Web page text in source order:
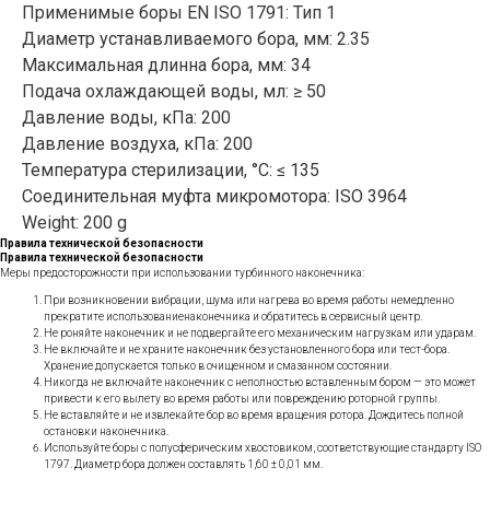
Применимые боры EN ISO 1791: Тип 1
Диаметр устанавливаемого бора, мм: 2.35
Максимальная длинна бора, мм: 34
Подача охлаждающей воды, мл: ≥ 50
Давление воды, кПа: 200
Давление воздуха, кПа: 200
Температура стерилизации, °C: ≤ 135
Соединительная муфта микромотора: ISO 3964
Weight: 200 g
Правила технической безопасности
Правила технической безопасности
Меры предосторожности при использовании турбинного наконечника:
При возникновении вибрации, шума или нагрева во время работы немедленно
прекратите использованиенаконечника и обратитесь в сервисный центр.
Не роняйте наконечник и не подвергайте его механическим нагрузкам или ударам.
Не включайте и не храните наконечник без установленного бора или тест-бора.
Хранение допускается только в очищенном и смазанном состоянии.
Никогда не включайте наконечник с неполностью вставленным бором — это может
привести к его вылету во время работы или повреждению роторной группы.
Не вставляйте и не извлекайте бор во время вращения ротора. Дождитесь полной
остановки наконечника.
Используйте боры с полусферическим хвостовиком, соответствующие стандарту ISO
1797. Диаметр бора должен составлять 1,60 ± 0,01 мм.